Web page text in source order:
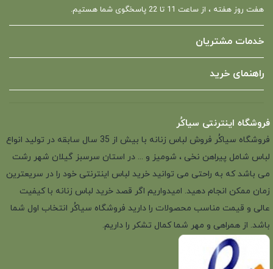
هفت روز هفته ، از ساعت 11 تا 22 پاسخگوی شما هستیم.
خدمات مشتریان
راهنمای خرید
فروشگاه اینترنتی سیاکُر
فروشگاه سیاکُر فروش لباس زنانه با بیش از 35 سال سابقه در تولید انواع
لباس شامل پیراهن نخی ، شومیز و ... در استان سرسبز گیلان شهر رشت
می باشد که به راحتی می توانید خرید لباس اینترنتی خود را در سریعترین
زمان ممکن انجام دهید. امیدواریم اگر قصد خرید لباس زنانه با کیفیت
عالی و قیمت مناسب محصولات را دارید فروشگاه سیاکُر انتخاب اول شما
باشد. از همراهی و مهر شما کمال تشکر را داریم.